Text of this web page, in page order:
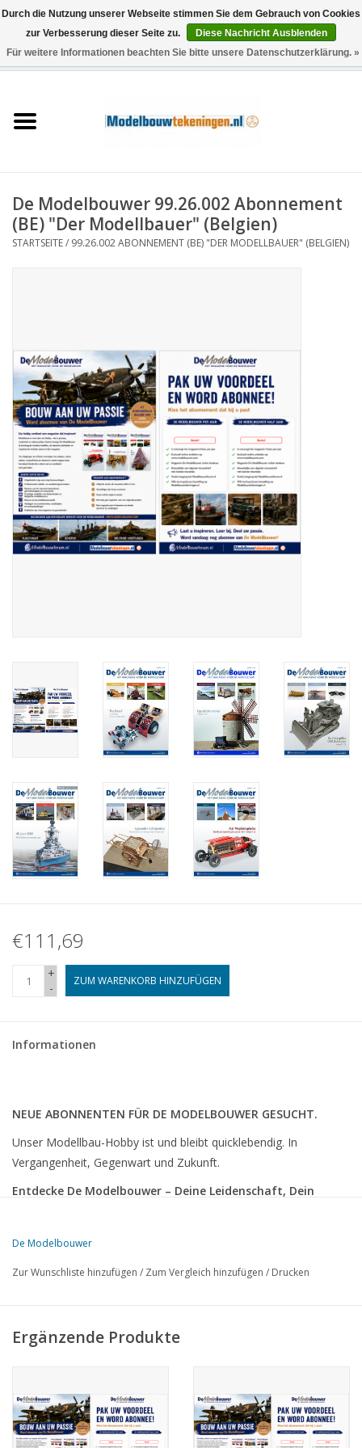
0 Artikel - €0,00
Schiffe
Holzbau
Dokumentation
Zeitschriften
Neue Zeichnungen
NEUE ZEITSCHRIFTEN
ABONNEMENT DER
MODELLBAUER
De Modelbouwer 99.26.002 Abonnement
(BE) "Der Modellbauer" (Belgien)
STARTSEITE/ 99.26.002 ABONNEMENT (BE) "DER MODELLBAUER" (BELGIEN)
€111,69
+
-
ZUM WARENKORB HINZUFÜGEN
Informationen
NEUE ABONNENTEN FÜR DE MODELBOUWER GESUCHT.
Unser Modellbau-Hobby ist und bleibt quicklebendig. In
Vergangenheit, Gegenwart und Zukunft.
Entdecke De Modelbouwer – Deine Leidenschaft, Dein
Bist du fasziniert von Schiffen, Zügen, Flugzeugen, Autos oder
Modellbaumagazin im niederländischen Sprachraum. Jede
Inspirierenden Bauprojekten Schritt für Schritt erklärt
Reportagen von Messen, Clubs und besonderen Sammlungen.
Als Abonnent profitierst du von:
De Modelbouwer
Zur Wunschliste hinzufügen / Zum Vergleich hinzufügen / Drucken
Ergänzende Produkte
Durch die Nutzung unserer Webseite stimmen Sie dem Gebrauch von Cookies
zur Verbesserung dieser Seite zu.
Diese Nachricht Ausblenden
Für weitere Informationen beachten Sie bitte unsere Datenschutzerklärung. »